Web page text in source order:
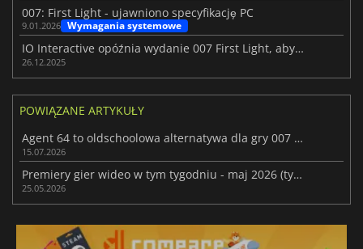
007: First Light - ujawniono specyfikację PC
9.01.2026 Wymagania systemowe
IO Interactive opóźnia wydanie 007 First Light, aby zapewnić jakość
26.12.2025
POWIĄZANE ARTYKUŁY
Agent 64 to oldschoolowa alternatywa dla gry 007 First Light
15.07.2026
Premiery gier wideo w tym tygodniu - maj 2026 (tydzień 22)
25.05.2026